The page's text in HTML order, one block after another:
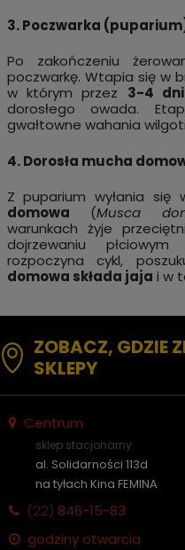
3. Poczwarka
Po zakończeniu
poczwarkę. Wtapia się w
w którym przez 3-4 dni
dorosłego owada.
gwałtowne wahania
4. Dorosła mucha
Z puparium wyłania się
domowa (Musca
warunkach żyje
dojrzewaniu
rozpoczyna cykl,
domowa składa jaja i w
ZOBACZ, GDZIE
SKLEPY
Centrum
sklep stacjonarny
al. Solidarności 113d
na tyłach Kina FEMINA
(22) 846-15-83
godziny otwarcia